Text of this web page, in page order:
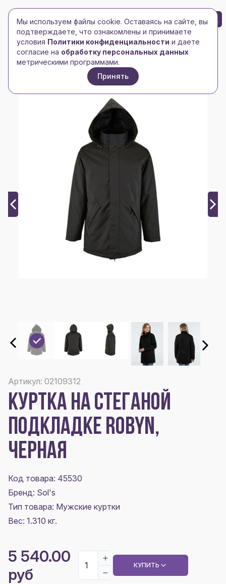
Toggle navigation
Toggle navigation
БРЕНД-ЛОГО 0
Главная/Куртки /Мужские куртки/
Куртка на стеганой подкладке Robyn, черная
Артикул: 02109312
КУРТКА НА СТЕГАНОЙ
ПОДКЛАДКЕ ROBYN,
ЧЕРНАЯ
Код товара: 45530
Бренд: Sol's
Тип товара: Мужские куртки
Вес: 1.310 кг.
5 540.00
руб
КУПИТЬ
Мы используем файлы cookie. Оставаясь на сайте, вы
подтверждаете, что ознакомлены и принимаете
условия Политики конфиденциальности и даете
согласие на обработку персональных данных
метрическими программами.
Принять